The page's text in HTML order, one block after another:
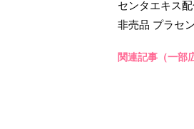
センタエキス
非売品 プラセ
関連記事（一部